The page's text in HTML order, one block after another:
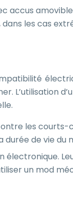
accus
les cas
les courts-
de vie du
un mod